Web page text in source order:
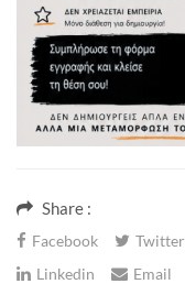
Share :
Facebook Twitter
Linkedin
Email